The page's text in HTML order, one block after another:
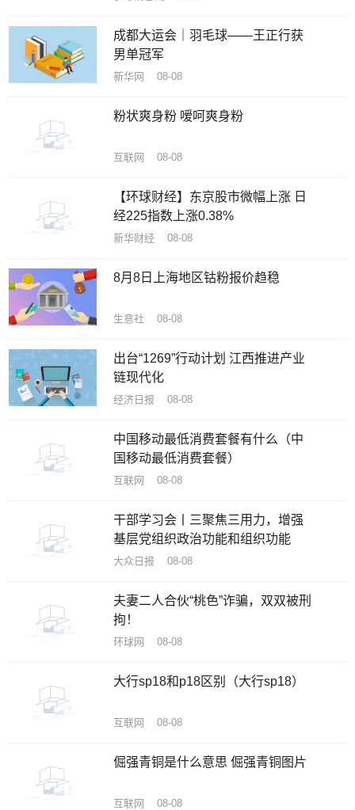
成都大运会｜羽毛球——王正行获
男单冠军
新华网 08-08
粉状爽身粉 嗳呵爽身粉
互联网 08-08
【环球财经】东京股市微幅上涨 日
经225指数上涨0.38%
新华财经 08-08
8月8日上海地区钴粉报价趋稳
生意社 08-08
出台“1269”行动计划 江西推进产业
链现代化
经济日报 08-08
中国移动最低消费套餐有什么（中
国移动最低消费套餐）
互联网 08-08
干部学习会丨三聚焦三用力，增强
基层党组织政治功能和组织功能
大众日报 08-08
夫妻二人合伙“桃色”诈骗，双双被刑
拘！
环球网 08-08
大行sp18和p18区别（大行sp18）
互联网 08-08
倔强青铜是什么意思 倔强青铜图片
互联网 08-08